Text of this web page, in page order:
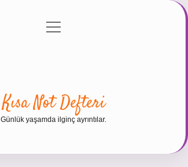
Gizlilik Politikası
menüyü
Kısa Not Defteri
Günlük yaşamda ilginç ayrıntılar.